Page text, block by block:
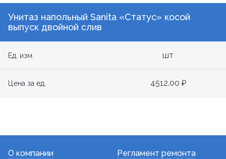
Унитаз напольный Sanita «Статус» косой
выпуск двойной слив
Ед. изм. шт
Цена за ед. 4512.00 ₽
О компании
Регламент ремонта